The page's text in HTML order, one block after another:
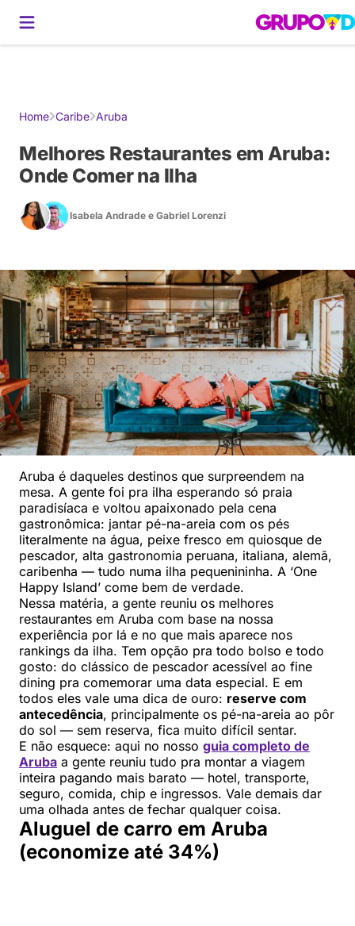
Gerador de Roteiros CaribeEuropa Estados
Home Caribe Aruba
Melhores Restaurantes em Aruba:
Onde Comer na Ilha
Isabela Andrade e Gabriel Lorenzi
Aruba é daqueles destinos que surpreendem na
mesa. A gente foi pra ilha esperando só praia
paradisíaca e voltou apaixonado pela cena
gastronômica: jantar pé-na-areia com os pés
literalmente na água, peixe fresco em quiosque de
pescador, alta gastronomia peruana, italiana, alemã,
caribenha — tudo numa ilha pequenininha. A ‘One
Happy Island’ come bem de verdade.
Nessa matéria, a gente reuniu os melhores
restaurantes em Aruba com base na nossa
experiência por lá e no que mais aparece nos
rankings da ilha. Tem opção pra todo bolso e todo
gosto: do clássico de pescador acessível ao fine
dining pra comemorar uma data especial. E em
todos eles vale uma dica de ouro: reserve com
antecedência, principalmente os pé-na-areia ao pôr
do sol — sem reserva, fica muito difícil sentar.
E não esquece: aqui no nosso guia completo de
Aruba a gente reuniu tudo pra montar a viagem
inteira pagando mais barato — hotel, transporte,
seguro, comida, chip e ingressos. Vale demais dar
uma olhada antes de fechar qualquer coisa.
Aluguel de carro em Aruba
(economize até 34%)